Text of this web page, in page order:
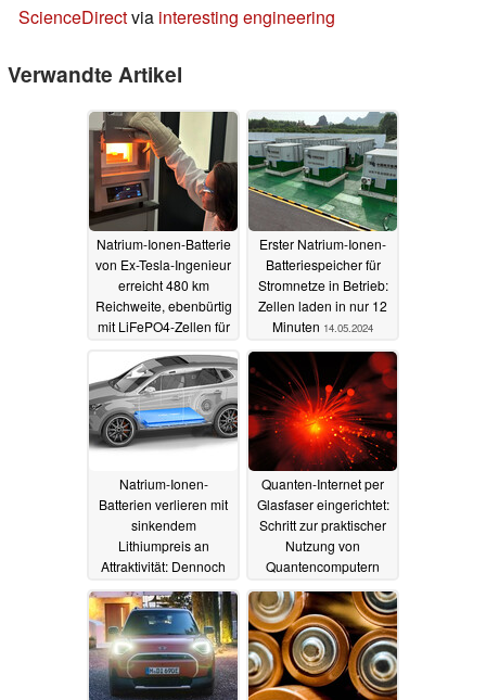
ScienceDirectvia interesting engineering
Verwandte Artikel
Natrium-Ionen-Batterie
von Ex-Tesla-Ingenieur
erreicht 480 km
Reichweite, ebenbürtig
mit LiFePO4-Zellen für
20.05.2024
Erster Natrium-Ionen-
Batteriespeicher für
Stromnetze in Betrieb:
Zellen laden in nur 12
Minuten 14.05.2024
Natrium-Ionen-
Batterien verlieren mit
sinkendem
Lithiumpreis an
Attraktivität: Dennoch
plant CATL
Lizenzierung06.05.2024
Quanten-Internet per
Glasfaser eingerichtet:
Schritt zur praktischer
Nutzung von
Quantencomputern
25.04.2024